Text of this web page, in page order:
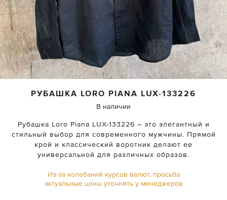
РУБАШКА LORO PIANA LUX-133226
В наличии
Рубашка Loro Piana LUX-133226 – это элегантный и
стильный выбор для современного мужчины. Прямой
крой и классический воротник делают ее
универсальной для различных образов.
Из-за колебаний курсов валют, просьба
актуальные цены уточнять у менеджеров